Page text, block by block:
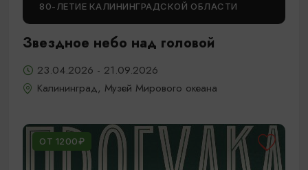
80-ЛЕТИЕ КАЛИНИНГРАДСКОЙ ОБЛАСТИ
Звездное небо над головой
23.04.2026 - 21.09.2026
Калининград, Музей Мирового океана
ОТ 1200₽